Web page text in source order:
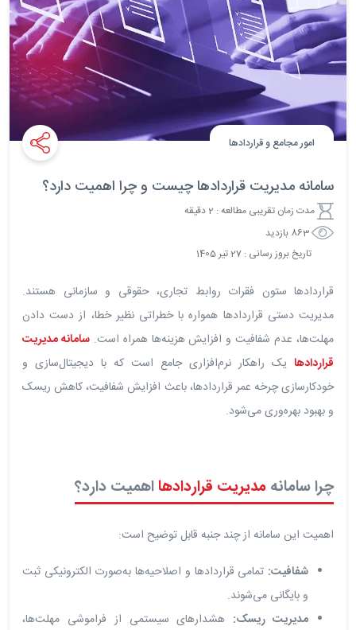
امور مجامع و قراردادها
سامانه مدیریت قراردادها چیست و چرا اهمیت دارد؟
مدت زمان تقریبی مطالعه : 2 دقیقه
863 بازدید
تاریخ بروز رسانی : 27تیر 1405
قراردادها ستون فقرات روابط تجاری، حقوقی و سازمانی هستند.
مدیریت دستی قراردادها همواره با خطراتی نظیر خطا، از دست دادن
مهلت‌ها، عدم شفافیت و افزایش هزینه‌ها همراه است.سامانه مدیریت
قراردادها یک راهکار نرم‌افزاری جامع است که با دیجیتال‌سازی و
خودکارسازی چرخه عمر قراردادها، باعث افزایش شفافیت، کاهش ریسک
و بهبود بهره‌وری می‌شود.
چرا سامانهمدیریت قراردادهااهمیت دارد؟
اهمیت این سامانه از چند جنبه قابل توضیح است:
شفافیت: تمامی قراردادها و اصلاحیه‌ها به‌صورت الکترونیکی ثبت
و بایگانی می‌شوند.
مدیریت ریسک: هشدارهای سیستمی از فراموشی مهلت‌ها،